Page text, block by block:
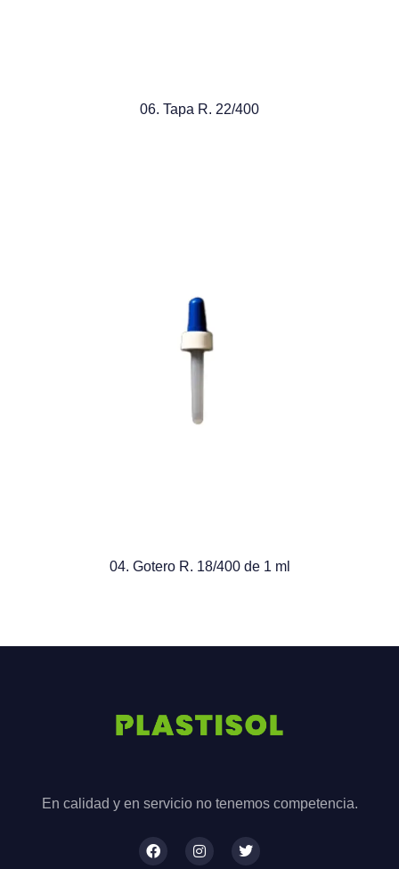
06. Tapa R. 22/400
04. Gotero R. 18/400 de 1 ml
En calidad y en servicio no tenemos competencia.